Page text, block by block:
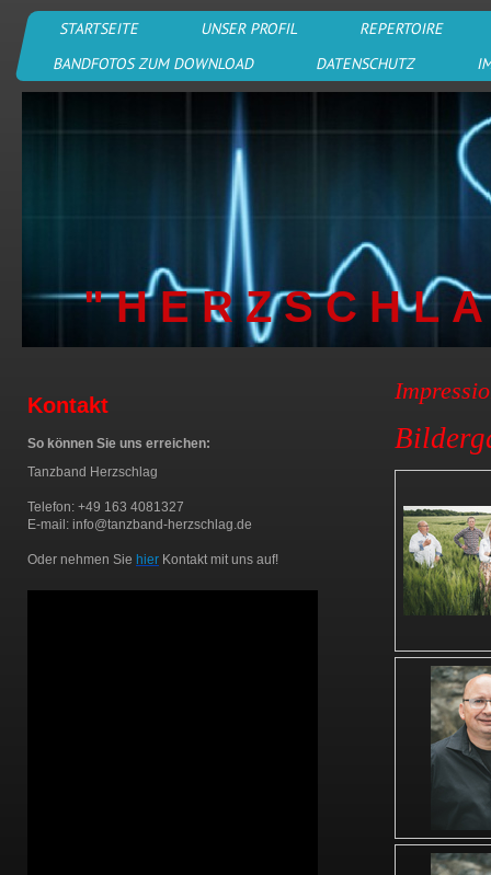
STARTSEITE UNSER PROFIL
REPERTOIRE
BANDFOTOS ZUM DOWNLOAD
DATENSCHUTZ
" H E R Z S C H L
Kontakt
So können Sie uns erreichen:
Tanzband Herzschlag
Telefon: +49 163 4081327
E-mail: info@tanzband-herzschlag.de
Oder nehmen Sie hier Kontakt mit uns auf!